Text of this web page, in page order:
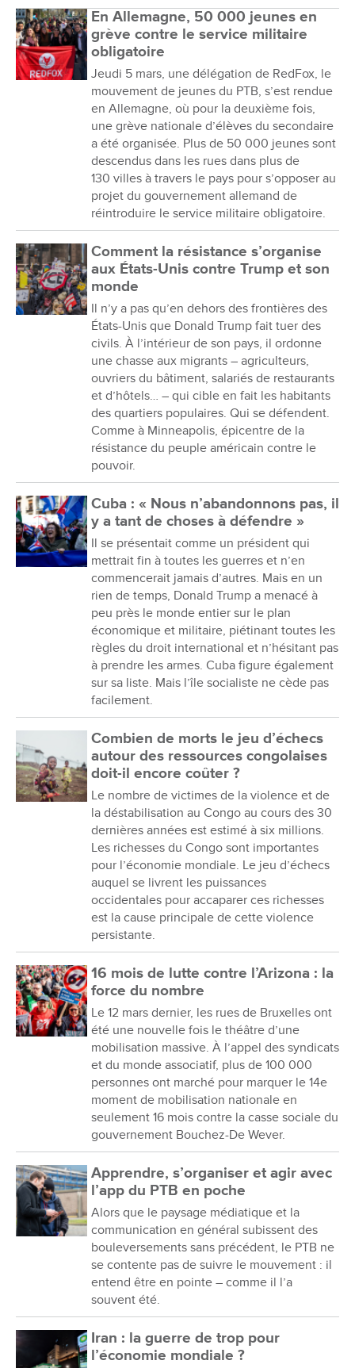
En Allemagne, 50 000 jeunes en
grève contre le service militaire
obligatoire
Jeudi 5 mars, une délégation de RedFox, le
mouvement de jeunes du PTB, s’est rendue
en Allemagne, où pour la deuxième fois,
une grève nationale d’élèves du secondaire
a été organisée. Plus de 50 000 jeunes sont
descendus dans les rues dans plus de
130 villes à travers le pays pour s’opposer au
projet du gouvernement allemand de
réintroduire le service militaire obligatoire.
Comment la résistance s’organise
aux États-Unis contre Trump et son
monde
Il n’y a pas qu’en dehors des frontières des
États-Unis que Donald Trump fait tuer des
civils. À l’intérieur de son pays, il ordonne
une chasse aux migrants – agriculteurs,
ouvriers du bâtiment, salariés de restaurants
et d’hôtels… – qui cible en fait les habitants
des quartiers populaires. Qui se défendent.
Comme à Minneapolis, épicentre de la
résistance du peuple américain contre le
pouvoir.
Cuba : « Nous n’abandonnons pas, il
y a tant de choses à défendre »
Il se présentait comme un président qui
mettrait fin à toutes les guerres et n’en
commencerait jamais d’autres. Mais en un
rien de temps, Donald Trump a menacé à
peu près le monde entier sur le plan
économique et militaire, piétinant toutes les
règles du droit international et n’hésitant pas
à prendre les armes. Cuba figure également
sur sa liste. Mais l’île socialiste ne cède pas
facilement.
Combien de morts le jeu d’échecs
autour des ressources congolaises
doit-il encore coûter ?
Le nombre de victimes de la violence et de
la déstabilisation au Congo au cours des 30
dernières années est estimé à six millions.
Les richesses du Congo sont importantes
pour l’économie mondiale. Le jeu d’échecs
auquel se livrent les puissances
occidentales pour accaparer ces richesses
est la cause principale de cette violence
persistante.
16 mois de lutte contre l’Arizona : la
force du nombre
Le 12 mars dernier, les rues de Bruxelles ont
été une nouvelle fois le théâtre d’une
mobilisation massive. À l’appel des syndicats
et du monde associatif, plus de 100 000
personnes ont marché pour marquer le 14e
moment de mobilisation nationale en
seulement 16 mois contre la casse sociale du
gouvernement Bouchez-De Wever.
Apprendre, s’organiser et agir avec
l’app du PTB en poche
Alors que le paysage médiatique et la
communication en général subissent des
bouleversements sans précédent, le PTB ne
se contente pas de suivre le mouvement : il
entend être en pointe – comme il l’a
souvent été.
Iran : la guerre de trop pour
l’économie mondiale ?